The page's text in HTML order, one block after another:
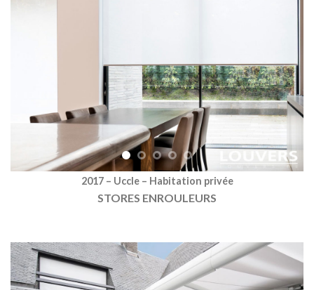
2017 – Uccle – Habitation privée
STORES ENROULEURS